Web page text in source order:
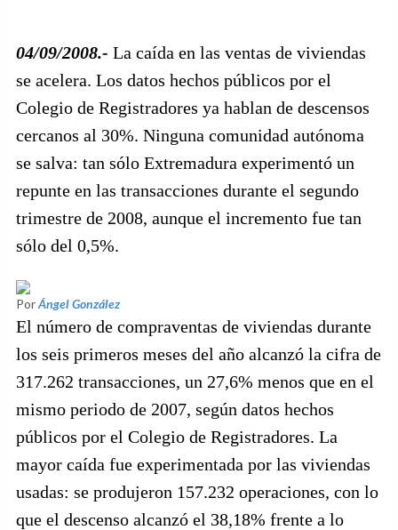
04/09/2008.- La caída en las ventas de viviendas
se acelera. Los datos hechos públicos por el
Colegio de Registradores ya hablan de descensos
cercanos al 30%. Ninguna comunidad autónoma
se salva: tan sólo Extremadura experimentó un
repunte en las transacciones durante el segundo
trimestre de 2008, aunque el incremento fue tan
sólo del 0,5%.
PorÁngel González
El número de compraventas de viviendas durante
los seis primeros meses del año alcanzó la cifra de
317.262 transacciones, un 27,6% menos que en el
mismo periodo de 2007, según datos hechos
públicos por el Colegio de Registradores. La
mayor caída fue experimentada por las viviendas
usadas: se produjeron 157.232 operaciones, con lo
que el descenso alcanzó el 38,18% frente a lo